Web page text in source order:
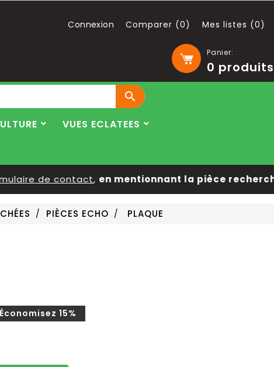
Panier:
0 produits
Connexion Comparer (0) Mes listes (0)

VUES ECLATEES
de contact,en mentionnant la pièce
PIÈCES ECHO PLAQUE
Économisez 15%